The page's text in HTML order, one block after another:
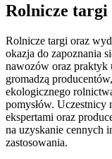
Rolnicze targi
Rolnicze targi oraz
okazja do zapoznania
nawozów oraz praktyk
gromadzą
ekologicznego
pomysłów. Uczestnicy
ekspertami oraz
na uzyskanie cennych
zastosowania.